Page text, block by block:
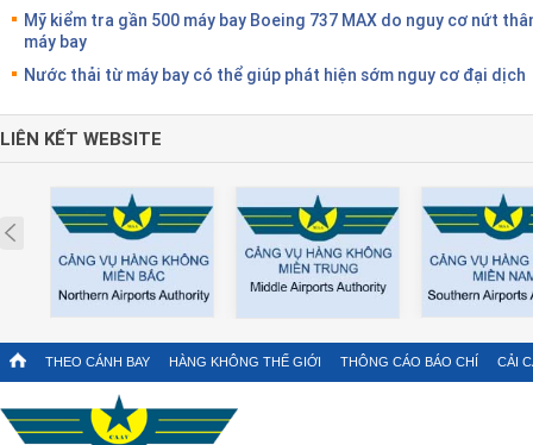
Mỹ kiểm tra gần 500 máy bay Boeing 737 MAX do nguy cơ nứt
máy bay
Nước thải từ máy bay có thể giúp phát hiện sớm nguy cơ đại dịch
LIÊN KẾT WEBSITE
Prev
THEO CÁNH BAY HÀNG KHÔNG THẾ GIỚI THÔNG CÁO BÁO CHÍ CẢI